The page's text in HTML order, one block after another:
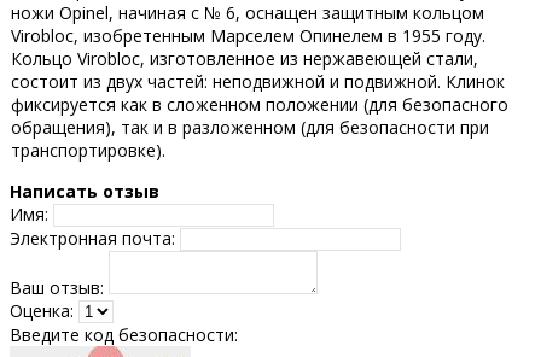
ножи Opinel, начиная с № 6, оснащен защитным кольцом
Virobloc, изобретенным Марселем Опинелем в 1955 году.
Кольцо Virobloc, изготовленное из нержавеющей стали,
состоит из двух частей: неподвижной и подвижной. Клинок
фиксируется как в сложенном положении (для безопасного
обращения), так и в разложенном (для безопасности при
транспортировке).
Написать отзыв
Имя:
Электронная почта:
Ваш отзыв:
Оценка:
Введите код безопасности: